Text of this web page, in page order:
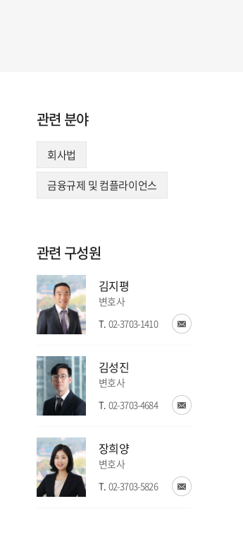
관련 분야
회사법
금융규제 및 컴플라이언스
관련 구성원
김지평
변호사
T. 02-3703-1410
김성진
변호사
T. 02-3703-4684
장희양
변호사
T. 02-3703-5826